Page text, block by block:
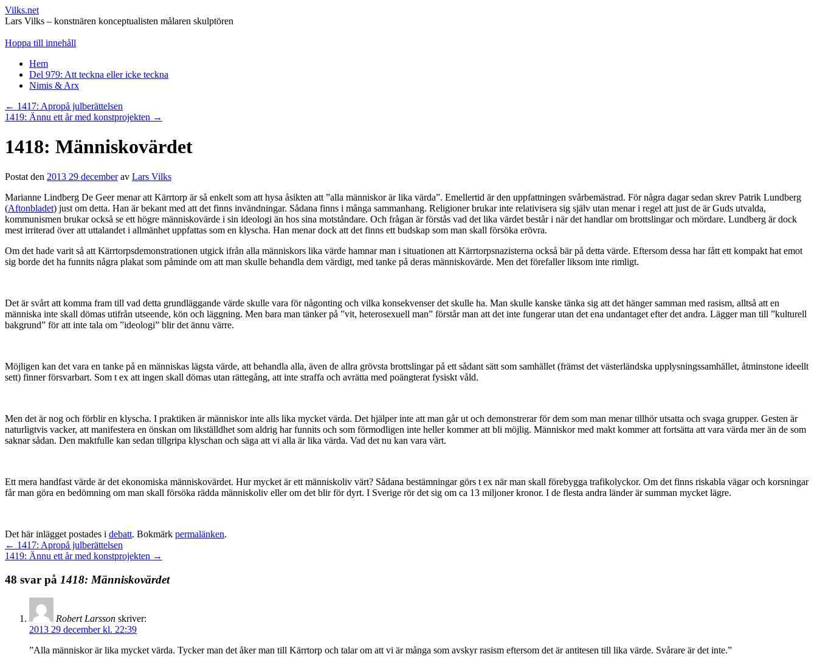
Vilks.net
Lars Vilks – konstnären konceptualisten målaren skulptören
Hoppa till innehåll
Hem
Del 979: Att teckna eller icke teckna
Nimis & Arx
← 1417: Apropå julberättelsen
1419: Ännu ett år med konstprojekten →
1418: Människovärdet
Postat den 2013 29 december av Lars Vilks
Marianne Lindberg De Geer menar att Kärrtorp är så enkelt som att hysa åsikten att ”alla människor är lika värda”. Emellertid är den uppfattningen svårbemästrad. För några dagar sedan skrev Patrik Lundberg
(Aftonbladet) just om detta. Han är bekant med att det finns invändningar. Sådana finns i många sammanhang. Religioner brukar inte relativisera sig själv utan menar i regel att just de är Guds utvalda,
kommunismen brukar också se ett högre människovärde i sin ideologi än hos sina motståndare. Och frågan är förstås vad det lika värdet består i när det handlar om brottslingar och mördare. Lundberg är dock
mest irriterad över att uttalandet i allmänhet uppfattas som en klyscha. Han menar dock att det finns ett budskap som man skall försöka erövra.
Om det hade varit så att Kärrtorpsdemonstrationen utgick ifrån alla människors lika värde hamnar man i situationen att Kärrtorpsnazisterna också bär på detta värde. Eftersom dessa har fått ett kompakt hat emot
sig borde det ha funnits några plakat som påminde om att man skulle behandla dem värdigt, med tanke på deras människovärde. Men det förefaller liksom inte rimligt.
Det är svårt att komma fram till vad detta grundläggande värde skulle vara för någonting och vilka konsekvenser det skulle ha. Man skulle kanske tänka sig att det hänger samman med rasism, alltså att en
människa inte skall dömas utifrån utseende, kön och läggning. Men bara man tänker på ”vit, heterosexuell man” förstår man att det inte fungerar utan det ena undantaget efter det andra. Lägger man till ”kulturell
bakgrund” för att inte tala om ”ideologi” blir det ännu värre.
Möjligen kan det vara en tanke på en människas lägsta värde, att behandla alla, även de allra grövsta brottslingar på ett sådant sätt som samhället (främst det västerländska upplysningssamhället, åtminstone ideellt
sett) finner försvarbart. Som t ex att ingen skall dömas utan rättegång, att inte straffa och avrätta med poängterat fysiskt våld.
Men det är nog och förblir en klyscha. I praktiken är människor inte alls lika mycket värda. Det hjälper inte att man går ut och demonstrerar för dem som man menar tillhör utsatta och svaga grupper. Gesten är
naturligtvis vacker, att manifestera en önskan om likställdhet som aldrig har funnits och som förmodligen inte heller kommer att bli möjlig. Människor med makt kommer att fortsätta att vara värda mer än de som
saknar sådan. Den maktfulle kan sedan tillgripa klyschan och säga att vi alla är lika värda. Vad det nu kan vara värt.
Ett mera handfast värde är det ekonomiska människovärdet. Hur mycket är ett människoliv värt? Sådana bestämningar görs t ex när man skall förebygga trafikolyckor. Om det finns riskabla vägar och korsningar
får man göra en bedömning om man skall försöka rädda människoliv eller om det blir för dyrt. I Sverige rör det sig om ca 13 miljoner kronor. I de flesta andra länder är summan mycket lägre.
Det här inlägget postades i debatt. Bokmärk permalänken.
← 1417: Apropå julberättelsen
1419: Ännu ett år med konstprojekten →
48 svar på 1418: Människovärdet
Robert Larsson skriver:
2013 29 december kl. 22:39
”Alla människor är lika mycket värda. Tycker man det åker man till Kärrtorp och talar om att vi är många som avskyr rasism eftersom det är antitesen till lika värde. Svårare är det inte.”